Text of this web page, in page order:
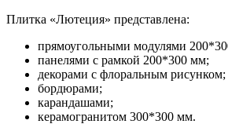
Плитка «Лютеция» представлена:
прямоугольными модулями
панелями с рамкой 200*300 мм;
декорами с флоральным рисунком;
бордюрами;
карандашами;
керамогранитом 300*300 мм.